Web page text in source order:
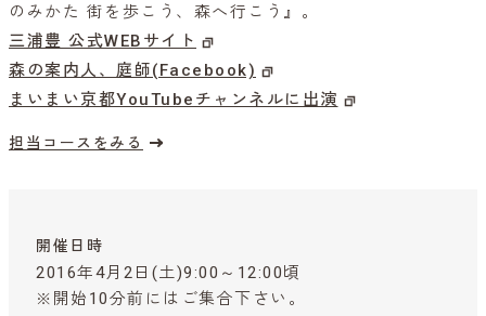
のみかた 街を歩こう、森へ行こう』。
三浦豊 公式WEBサイト
森の案内人、庭師(Facebook)
まいまい京都YouTubeチャンネルに出演
担当コースをみる
開催日時
2016年4月2日(土)9:00～12:00頃
※開始10分前にはご集合下さい。